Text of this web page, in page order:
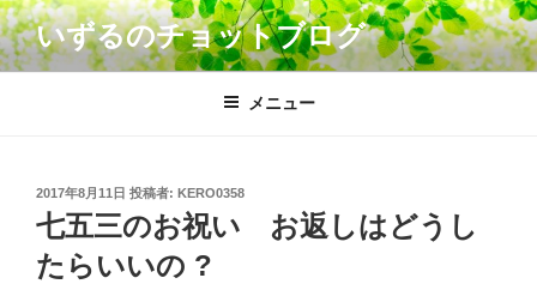
コ
ン
テ
いずるのチョットブログ
メニュー
投
稿
日:
2017年8月11日 投稿者: KERO0358
七五三のお祝い お返しはどうし
たらいいの ?